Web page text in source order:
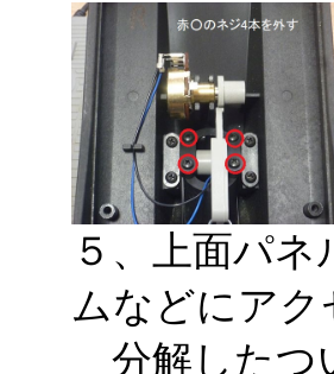
５、上面パ
ムなどにア
分解したつ